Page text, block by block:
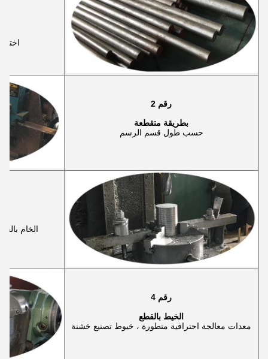
رقم 2
بطريقة متقطعة
حسب طول قسم الرسم
الخام
رقم 4
الخيط بالقطع
معدات معالجة احترافية متطورة ، خيوط تصنيع خشنة